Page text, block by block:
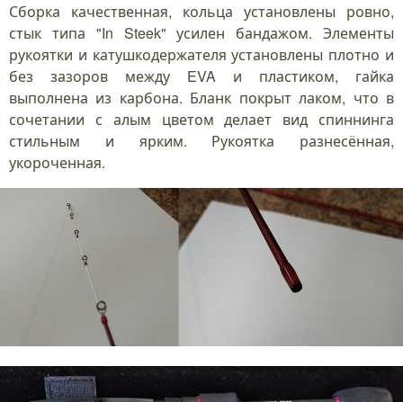
Сборка качественная, кольца установлены ровно,
стык типа "In Steek" усилен бандажом. Элементы
рукоятки и катушкодержателя установлены плотно и
без зазоров между EVA и пластиком, гайка
выполнена из карбона. Бланк покрыт лаком, что в
сочетании с алым цветом делает вид спиннинга
стильным и ярким. Рукоятка разнесённая,
укороченная.